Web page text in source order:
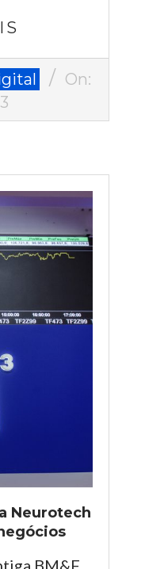
On:
Neurotech
BM&F